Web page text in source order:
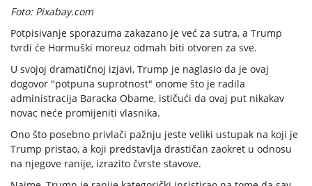
Foto: Pixabay.com
Potpisivanje sporazuma zakazano je već za sutra, a Trump
tvrdi će Hormuški moreuz odmah biti otvoren za sve.
U svojoj dramatičnoj izjavi, Trump je naglasio da je ovaj
dogovor "potpuna suprotnost" onome što je radila
administracija Baracka Obame, ističući da ovaj put nikakav
novac neće promijeniti vlasnika.
Ono što posebno privlači pažnju jeste veliki ustupak na koji je
Trump pristao, a koji predstavlja drastičan zaokret u odnosu
na njegove ranije, izrazito čvrste stavove.